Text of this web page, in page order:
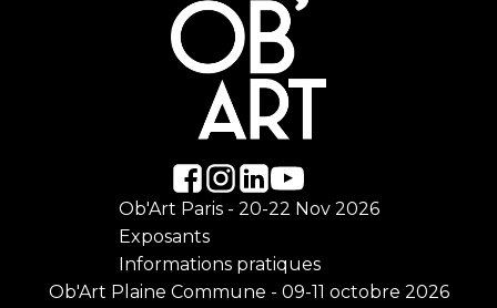
Ob'Art Paris - 20-22 Nov 2026
Exposants
Informations pratiques
Ob'Art Plaine Commune - 09-11 octobre 2026